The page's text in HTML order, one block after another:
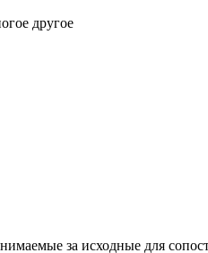
другое
за исходные для